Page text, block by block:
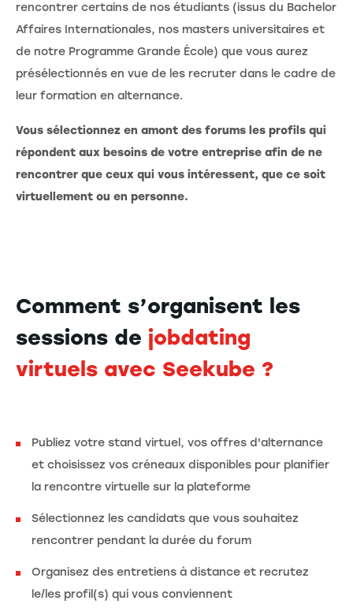
rencontrer certains de nos étudiants (issus du Bachelor
Affaires Internationales, nos masters universitaires et
de notre Programme Grande École) que vous aurez
présélectionnés en vue de les recruter dans le cadre de
leur formation en alternance.
Vous sélectionnez en amont des forums les profils qui
répondent aux besoins de votre entreprise afin de ne
rencontrer que ceux qui vous intéressent, que ce soit
virtuellement ou en personne.
Comment s’organisent les
sessions de jobdating
virtuels avec Seekube ?
Publiez votre stand virtuel, vos offres d'alternance
et choisissez vos créneaux disponibles pour planifier
la rencontre virtuelle sur la plateforme
Sélectionnez les candidats que vous souhaitez
rencontrer pendant la durée du forum
Organisez des entretiens à distance et recrutez
le/les profil(s) qui vous conviennent